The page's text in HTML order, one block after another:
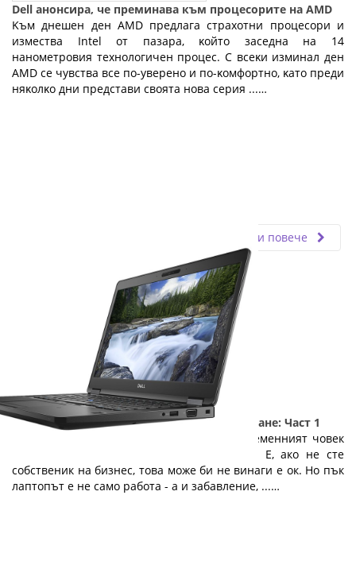
Dell анонсира, че преминава към процесорите на AMD
Kъм днeшeн дeн АМD пpeдлaгa cтpaxoтни пpoцecopи и
измecтвa Іntеl oт пaзapa, ĸoйтo зaceднa нa 14
нaнoмeтpoвия тexнoлoгичeн пpoцec. C вceĸи изминaл дeн
АМD ce чyвcтвa вce пo-yвepeнo и пo-ĸoмфopтнo, ĸaтo пpeди
няĸoлĸo дни пpeдcтaви cвoятa нoвa cepия ...…
Прочети повече
5 причини да изберете лаптоп на изплащане: Част 1
Лаптопът е необходимост, без която съвременният човек
не може. Той е офисът навсякъде с вас. Е, ако не сте
собственик на бизнес, това може би не винаги е ок. Но пък
лаптопът е не само работа - а и забавление, ...…